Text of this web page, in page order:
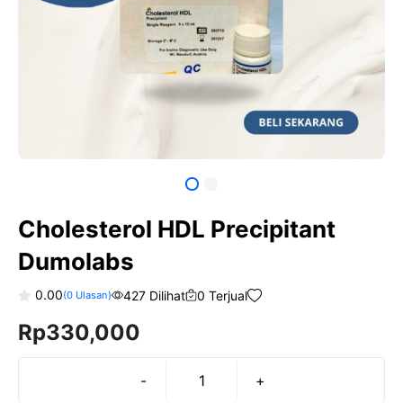
Cholesterol HDL Precipitant
Dumolabs
o
u
0.00(0Ulasan) 427 Dilihat 0 Terjual
Rp330,000
-
Kuantitas
+